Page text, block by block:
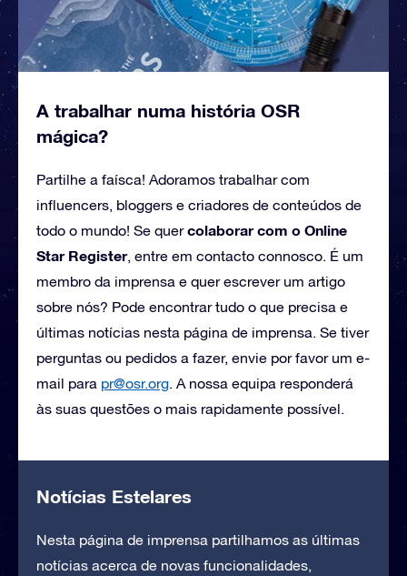
A trabalhar numa história OSR
mágica?
Partilhe a faísca! Adoramos trabalhar com
influencers, bloggers e criadores de conteúdos de
todo o mundo! Se quercolaborar com o Online
Star Register, entre em contacto connosco. É um
membro da imprensa e quer escrever um artigo
sobre nós? Pode encontrar tudo o que precisa e
últimas notícias nesta página de imprensa. Se tiver
perguntas ou pedidos a fazer, envie por favor um e-
mail para pr@osr.org. A nossa equipa responderá
às suas questões o mais rapidamente possível.
Notícias Estelares
Nesta página de imprensa partilhamos as últimas
notícias acerca de novas funcionalidades,